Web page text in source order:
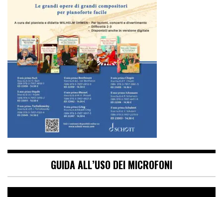
GUIDA ALL’USO DEI MICROFONI